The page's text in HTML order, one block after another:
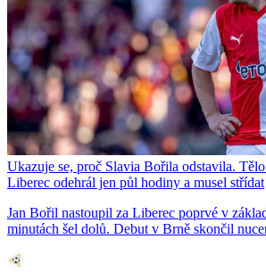
Ukazuje se, proč Slavia Bořila odstavila.
Liberec odehrál jen půl hodiny a musel střídat
Jan Bořil nastoupil za Liberec poprvé v
minutách šel dolů. Debut v Brně skončil